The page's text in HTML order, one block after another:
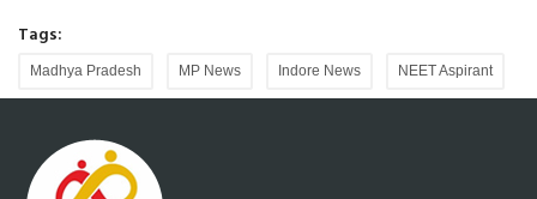
Tags:
Madhya Pradesh MP News Indore News NEET Aspirant